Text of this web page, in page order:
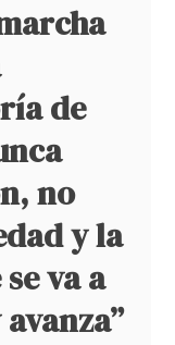
de
no
y la
va a